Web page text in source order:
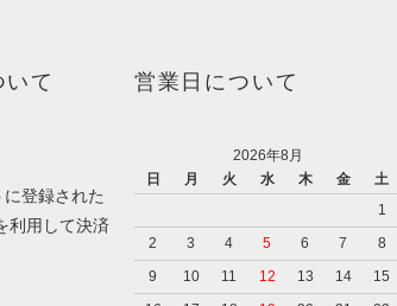
て
登録された
利用して決済
営業日について
2026年8月
日
月 火 水 木 金
土
1
2
3 4 5 6 7
8
9
10 11 12 13 14
15